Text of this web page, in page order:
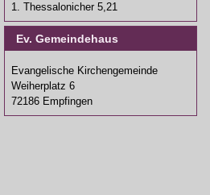
1. Thessalonicher 5,21
Ev. Gemeindehaus
Evangelische Kirchengemeinde
Weiherplatz 6
72186 Empfingen